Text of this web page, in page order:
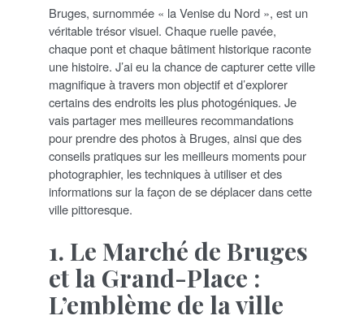
E
D
O
N
Bruges, surnommée « la Venise du Nord », est un
véritable trésor visuel. Chaque ruelle pavée,
chaque pont et chaque bâtiment historique raconte
une histoire. J’ai eu la chance de capturer cette ville
magnifique à travers mon objectif et d’explorer
certains des endroits les plus photogéniques. Je
vais partager mes meilleures recommandations
pour prendre des photos à Bruges, ainsi que des
conseils pratiques sur les meilleurs moments pour
photographier, les techniques à utiliser et des
informations sur la façon de se déplacer dans cette
ville pittoresque.
1. Le Marché de Bruges
et la Grand-Place :
L’emblème de la ville